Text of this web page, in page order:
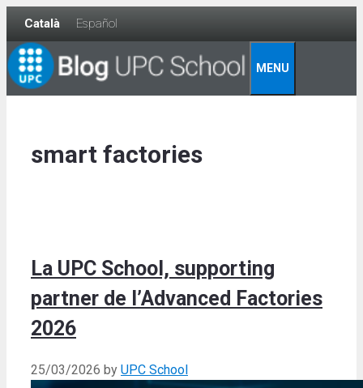
Skip
content
Català Español
MENU
smart factories
La UPC School, supporting
partner de l’Advanced Factories
2026
25/03/2026 by UPC School